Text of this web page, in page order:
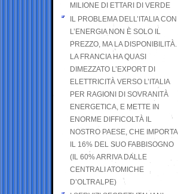
MILIONE DI ETTARI DI VERDE
IL PROBLEMA DELL’ITALIA CON
L’ENERGIA NON È SOLO IL
PREZZO, MA LA DISPONIBILITÀ.
LA FRANCIA HA QUASI
DIMEZZATO L’EXPORT DI
ELETTRICITÀ VERSO L’ITALIA
PER RAGIONI DI SOVRANITÀ
ENERGETICA, E METTE IN
ENORME DIFFICOLTÀ IL
NOSTRO PAESE, CHE IMPORTA
IL 16% DEL SUO FABBISOGNO
(IL 60% ARRIVA DALLE
CENTRALI ATOMICHE
D’OLTRALPE)